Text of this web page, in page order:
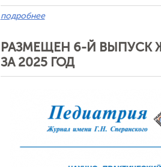
подробнее
РАЗМЕЩЕН 6-Й ВЫПУСК
ЗА 2025 ГОД